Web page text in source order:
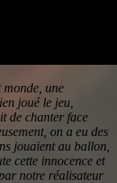
une
joué le jeu,
de chanter face
on a eu des
jouaient au ballon,
cette innocence et
notre réalisateur